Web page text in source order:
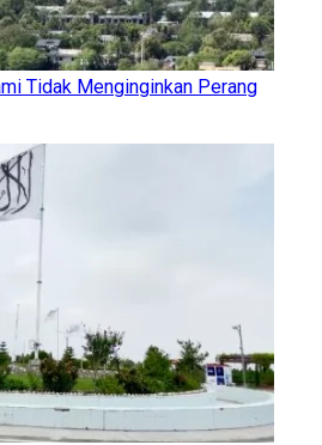
Tidak Menginginkan Perang